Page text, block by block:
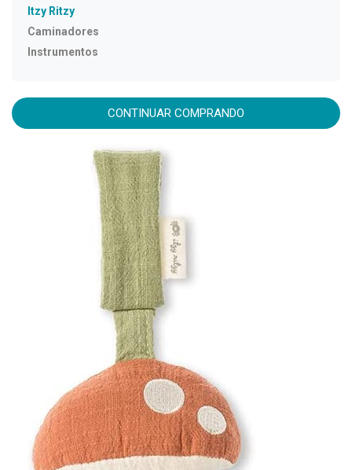
Itzy Ritzy
Caminadores
Instrumentos
CONTINUAR COMPRANDO